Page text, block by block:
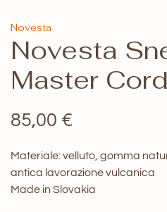
Novesta
Novesta
Master
85,00 €
Materiale: velluto, gomma
antica lavorazione vulcanica
Made in Slovakia